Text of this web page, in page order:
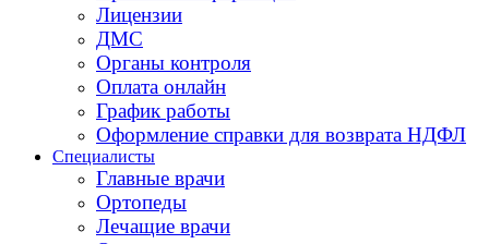
Лицензии
ДМС
Органы контроля
Оплата онлайн
График работы
Оформление справки для возврата НДФЛ
Специалисты
Главные врачи
Ортопеды
Лечащие врачи